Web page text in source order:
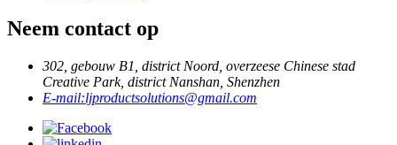
Neem contact op
302, gebouw B1, district Noord, overzeese Chinese stad
Creative Park, district Nanshan, Shenzhen
E-mail:ljproductsolutions@gmail.com